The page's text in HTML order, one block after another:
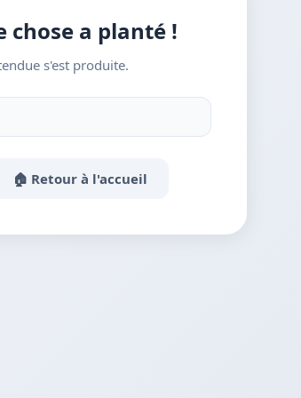
chose a planté !
s'est produite.
🏠 Retour à l'accueil